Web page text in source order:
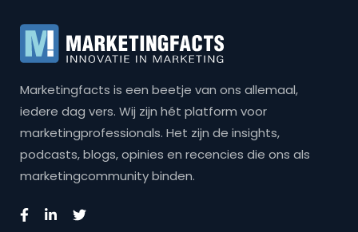
Marketingfacts is een beetje van ons allemaal,
iedere dag vers. Wij zijn hét platform voor
marketingprofessionals. Het zijn de insights,
podcasts, blogs, opinies en recencies die ons als
marketingcommunity binden.